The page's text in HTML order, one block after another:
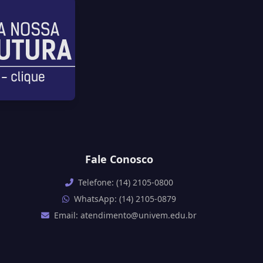
Fale Conosco
Telefone: (14) 2105-0800
WhatsApp: (14) 2105-0879
Email: atendimento@univem.edu.br